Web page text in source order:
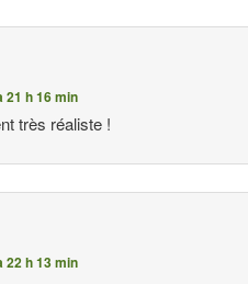
21 h 16 min
très réaliste !
22 h 13 min